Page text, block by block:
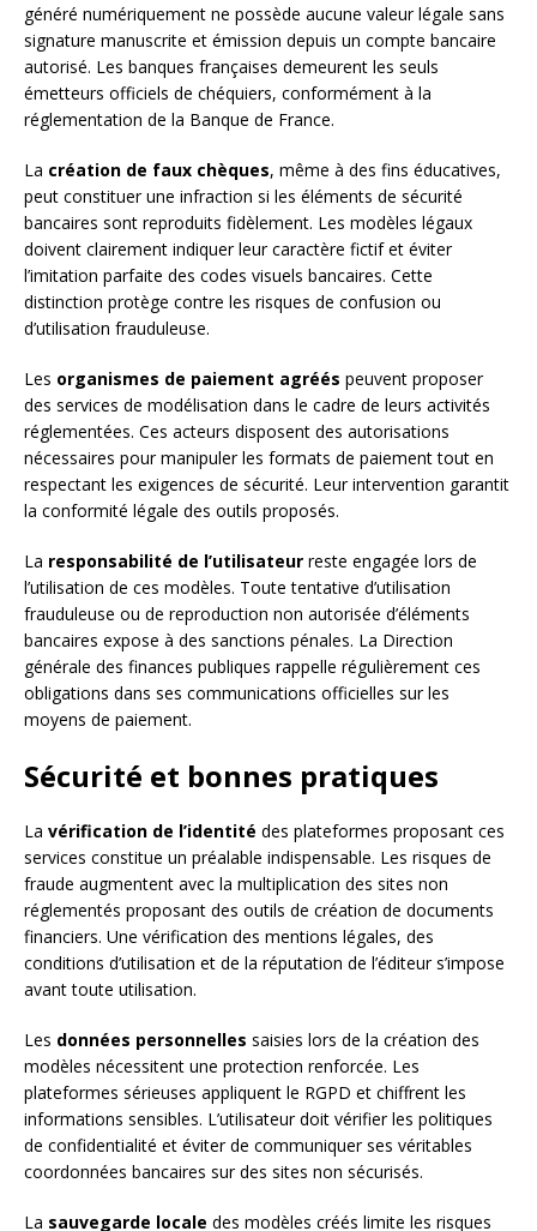
généré numériquement ne possède aucune valeur légale sans
signature manuscrite et émission depuis un compte bancaire
autorisé. Les banques françaises demeurent les seuls
émetteurs officiels de chéquiers, conformément à la
réglementation de la Banque de France.
La création de faux chèques, même à des fins éducatives,
peut constituer une infraction si les éléments de sécurité
bancaires sont reproduits fidèlement. Les modèles légaux
doivent clairement indiquer leur caractère fictif et éviter
l’imitation parfaite des codes visuels bancaires. Cette
distinction protège contre les risques de confusion ou
d’utilisation frauduleuse.
Les organismes de paiement agréés peuvent proposer
des services de modélisation dans le cadre de leurs activités
réglementées. Ces acteurs disposent des autorisations
nécessaires pour manipuler les formats de paiement tout en
respectant les exigences de sécurité. Leur intervention garantit
la conformité légale des outils proposés.
La responsabilité de l’utilisateur reste engagée lors de
l’utilisation de ces modèles. Toute tentative d’utilisation
frauduleuse ou de reproduction non autorisée d’éléments
bancaires expose à des sanctions pénales. La Direction
générale des finances publiques rappelle régulièrement ces
obligations dans ses communications officielles sur les
moyens de paiement.
Sécurité et bonnes pratiques
La vérification de l’identité des plateformes proposant ces
services constitue un préalable indispensable. Les risques de
fraude augmentent avec la multiplication des sites non
réglementés proposant des outils de création de documents
financiers. Une vérification des mentions légales, des
conditions d’utilisation et de la réputation de l’éditeur s’impose
avant toute utilisation.
Les données personnelles saisies lors de la création des
modèles nécessitent une protection renforcée. Les
plateformes sérieuses appliquent le RGPD et chiffrent les
informations sensibles. L’utilisateur doit vérifier les politiques
de confidentialité et éviter de communiquer ses véritables
coordonnées bancaires sur des sites non sécurisés.
La sauvegarde locale des modèles créés limite les risques